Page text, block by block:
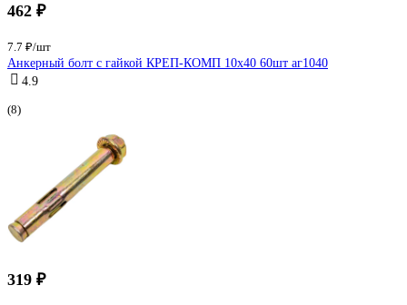
462 ₽
7.7 ₽/шт
Анкерный болт с гайкой КРЕП-КОМП 10х40 60шт аг1040
4.9
(8)
319 ₽